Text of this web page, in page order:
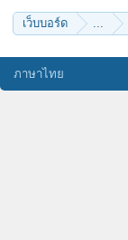
เว็บบอร์ด ...
ภาษาไทย